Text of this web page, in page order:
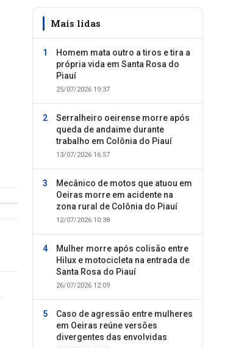
Mais lidas
Homem mata outro a tiros e tira a
própria vida em Santa Rosa do
Piauí
25/07/2026 19:37
Serralheiro oeirense morre após
queda de andaime durante
trabalho em Colônia do Piauí
13/07/2026 16:57
Mecânico de motos que atuou em
Oeiras morre em acidente na
zona rural de Colônia do Piauí
12/07/2026 10:38
Mulher morre após colisão entre
Hilux e motocicleta na entrada de
Santa Rosa do Piauí
26/07/2026 12:09
Caso de agressão entre mulheres
em Oeiras reúne versões
divergentes das envolvidas